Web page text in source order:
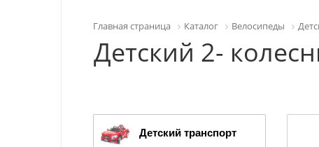
Главная страница Каталог Велосипеды
Детский 2-
Детский транспорт